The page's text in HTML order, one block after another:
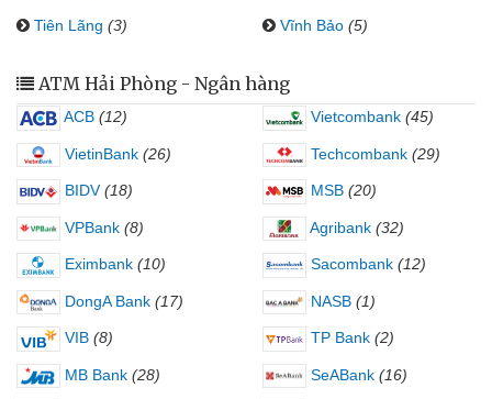
Tiên Lãng (3) Vĩnh Bảo (5)
ATM Hải Phòng - Ngân hàng
ACB (12) Vietcombank (45)
VietinBank (26) Techcombank (29)
BIDV (18) MSB (20)
VPBank (8) Agribank (32)
Eximbank (10) Sacombank (12)
DongA Bank (17) NASB (1)
VIB (8) TP Bank (2)
MB Bank (28) SeABank (16)